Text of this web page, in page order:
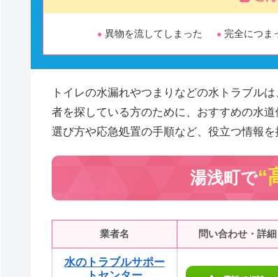
異物を流してしまった 完全につま
トイレの水漏れやつまりなどの水トラブル
者を探している方のために、おすすめの水
選び方や応急処置の手順など、役立つ情報を
湯浅町で“
業者名 問い合わせ・詳細
水のトラブルサポー